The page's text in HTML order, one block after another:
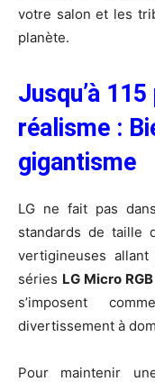
votre salon et les
planète.
Jusqu’à
réalisme :
gigantisme
LG ne fait pas
standards de taille
vertigineuses allant
séries LG Micro
s’imposent
divertissement à
Pour maintenir